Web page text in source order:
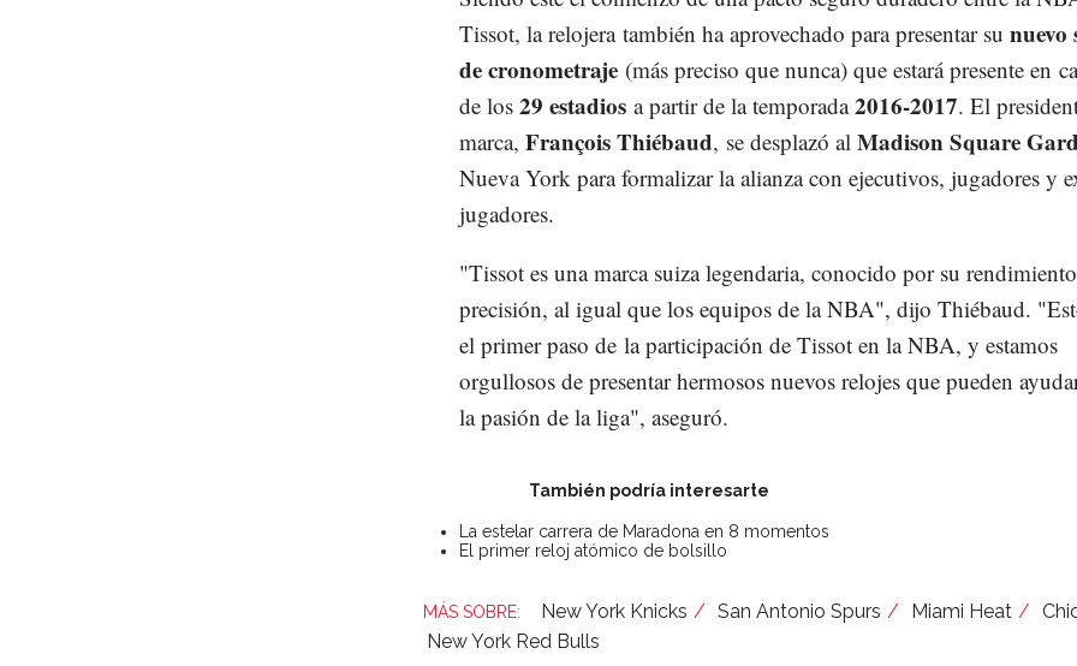
Tissot, la relojera también ha aprovechado para presentar su nuevo
de cronometraje (más preciso que nunca) que estará presente en
de los 29 estadios a partir de la temporada2016-2017. El
marca, François Thiébaud, se desplazó al Madison Square
Nueva York para formalizar la alianza con ejecutivos, jugadores y
jugadores.
"Tissot es una marca suiza legendaria, conocido por su
precisión, al igual que los equipos de la NBA", dijo Thiébaud.
el primer paso de la participación de Tissot en la NBA, y estamos
orgullosos de presentar hermosos nuevos relojes que pueden
la pasión de la liga", aseguró.
También podría interesarte
La estelar carrera de Maradona en 8 momentos
El primer reloj atómico de bolsillo
New York Knicks San Antonio Spurs Miami Heat
New York Red Bulls